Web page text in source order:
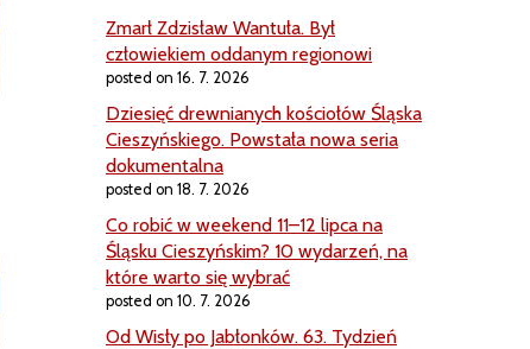
Zmarł Zdzisław Wantuła. Był
człowiekiem oddanym regionowi
posted on 16. 7. 2026
Dziesięć drewnianych kościołów Śląska
Cieszyńskiego. Powstała nowa seria
dokumentalna
posted on 18. 7. 2026
Co robić w weekend 11–12 lipca na
Śląsku Cieszyńskim? 10 wydarzeń, na
które warto się wybrać
posted on 10. 7. 2026
Od Wisły po Jabłonków. 63. Tydzień